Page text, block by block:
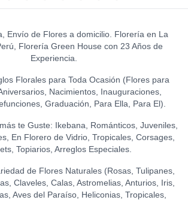
Envío de Flores a domicilio. Florería en La
Florería Green House con 23 Años de
Experiencia.
Florales para Toda Ocasión (Flores para
Nacimientos, Inauguraciones,
Graduación, Para Ella, Para El).
te Guste: Ikebana, Románticos, Juveniles,
En Florero de Vidrio, Tropicales, Corsages,
Topiarios, Arreglos Especiales.
de Flores Naturales (Rosas, Tulipanes,
Claveles, Calas, Astromelias, Anturios, Iris,
Aves del Paraíso, Heliconias, Tropicales,